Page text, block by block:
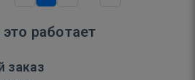
это работает
заказ